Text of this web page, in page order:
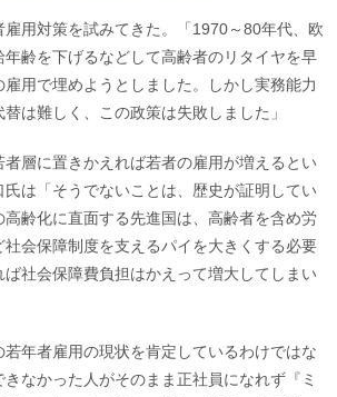
雇用対策を試みてきた。「1970～80年代、欧
齢を下げるなどして高齢者のリタイヤを早
用で埋めようとしました。しかし実務能力
は難しく、この政策は失敗しました」
者層に置きかえれば若者の雇用が増えるとい
氏は「そうでないことは、歴史が証明してい
高齢化に直面する先進国は、高齢者を含め労
会保障制度を支えるパイを大きくする必要
社会保障費負担はかえって増大してしまい
年者雇用の現状を肯定しているわけではな
なかった人がそのまま正社員になれず『ミ